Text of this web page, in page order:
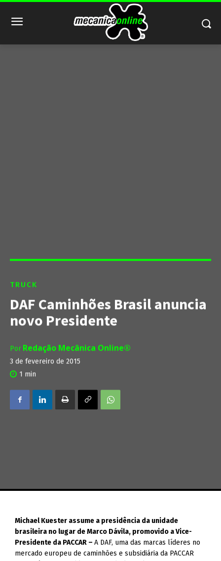
TRUCK
DAF Caminhões Brasil anuncia
novo Presidente
Por Redação Mecânica Online®
3 de fevereiro de 2015
1 min
Michael Kuester assume a presidência da unidade
brasileira no lugar de Marco Dávila, promovido a Vice-
Presidente da PACCAR –A DAF, uma das marcas líderes no
mercado europeu de caminhões e subsidiária da PACCAR